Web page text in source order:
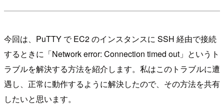
今回は、PuTTY で EC2 のインスタンスに SSH 経由で接続
するときに「Network error: Connection timed out」というト
ラブルを解決する方法を紹介します。私はこのトラブルに遭
遇し、正常に動作するように解決したので、その方法を共有
したいと思います。